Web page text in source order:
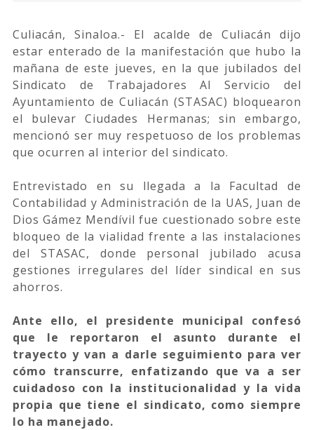
Culiacán, Sinaloa.- El acalde de Culiacán dijo
estar enterado de la manifestación que hubo la
mañana de este jueves, en la que jubilados del
Sindicato de Trabajadores Al Servicio del
Ayuntamiento de Culiacán (STASAC) bloquearon
el bulevar Ciudades Hermanas; sin embargo,
mencionó ser muy respetuoso de los problemas
que ocurren al interior del sindicato.
Entrevistado en su llegada a la Facultad de
Contabilidad y Administración de la UAS, Juan de
Dios Gámez Mendívil fue cuestionado sobre este
bloqueo de la vialidad frente a las instalaciones
del STASAC, donde personal jubilado acusa
gestiones irregulares del líder sindical en sus
ahorros.
Ante ello, el presidente municipal confesó
que le reportaron el asunto durante el
trayecto y van a darle seguimiento para ver
cómo transcurre, enfatizando que va a ser
cuidadoso con la institucionalidad y la vida
propia que tiene el sindicato, como siempre
lo ha manejado.